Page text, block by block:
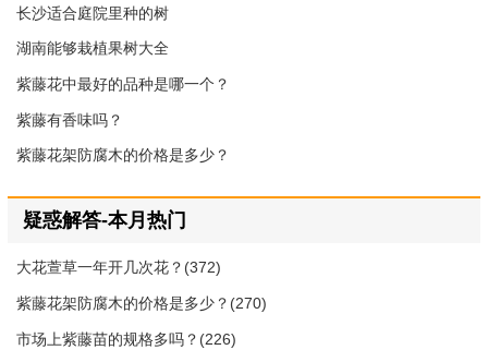
长沙适合庭院里种的树
湖南能够栽植果树大全
紫藤花中最好的品种是哪一个？
紫藤有香味吗？
紫藤花架防腐木的价格是多少？
疑惑解答-本月热门
大花萱草一年开几次花？(372)
紫藤花架防腐木的价格是多少？(270)
市场上紫藤苗的规格多吗？(226)